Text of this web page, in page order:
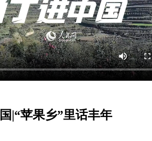
|“苹果乡”里话丰年